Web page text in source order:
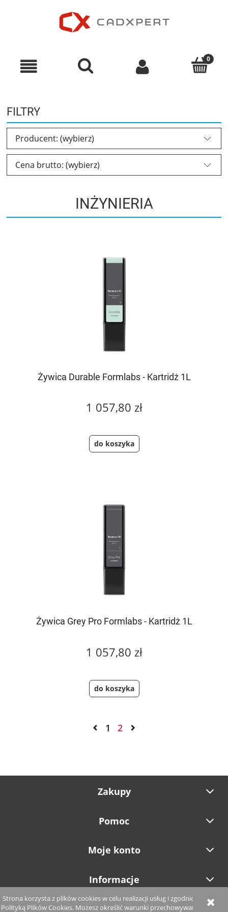
Strona korzysta z plików cookies w celu realizacji usług i zgodnie z
Polityką Plików Cookies. Możesz określić warunki przechowywania
FILTRY
Producent: (wybierz)
Cena brutto: (wybierz)
INŻYNIERIA
Żywica Durable Formlabs - Kartridż 1L
1 057,80 zł
do koszyka
Żywica Grey Pro Formlabs - Kartridż 1L
1 057,80 zł
do koszyka
1 2
Zakupy
Pomoc
Moje konto
Informacje
pokaż pełną wersję strony